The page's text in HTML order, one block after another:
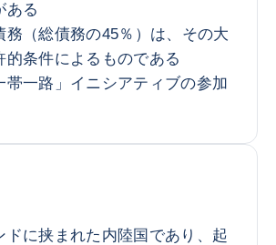
ある
務（総債務の45％）は、その大
的条件によるものである
帯一路」イニシアティブの参加
ドに挟まれた内陸国であり、起